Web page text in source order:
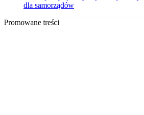
dla samorządów
Promowane treści